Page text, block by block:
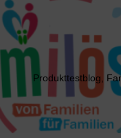
Produkttestblog,